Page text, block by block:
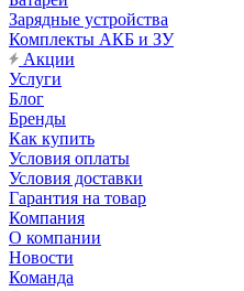
Зарядные устройства
Комплекты АКБ и ЗУ
Акции
Услуги
Блог
Бренды
Как купить
Условия оплаты
Условия доставки
Гарантия на товар
Компания
О компании
Новости
Команда